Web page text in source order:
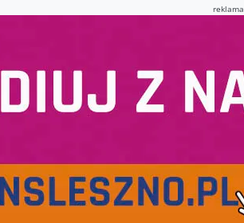
reklama